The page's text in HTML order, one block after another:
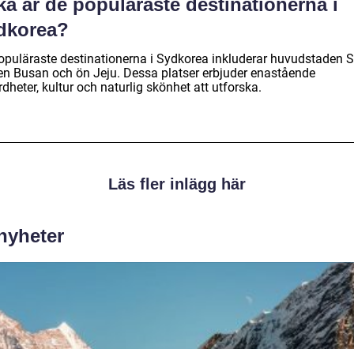
är de populäraste destinationerna i
destinationerna i Sydkorea inkluderar huvudstaden
Busan och ön Jeju. Dessa platser erbjuder enastående
kultur och naturlig skönhet att utforska.
Läs fler inlägg här